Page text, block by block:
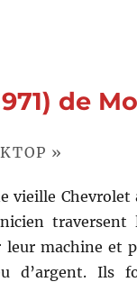
de
»
vieille
traversent
leur machine et
d’argent. Ils